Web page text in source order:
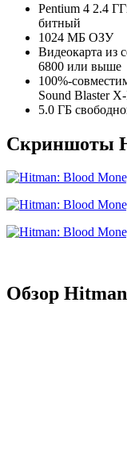
Pentium 4 2.4
битный
1024 МБ ОЗУ
Видеокарта из
6800 или выше
100%-
Sound Blaster
5.0 ГБ
Скриншоты
Обзор